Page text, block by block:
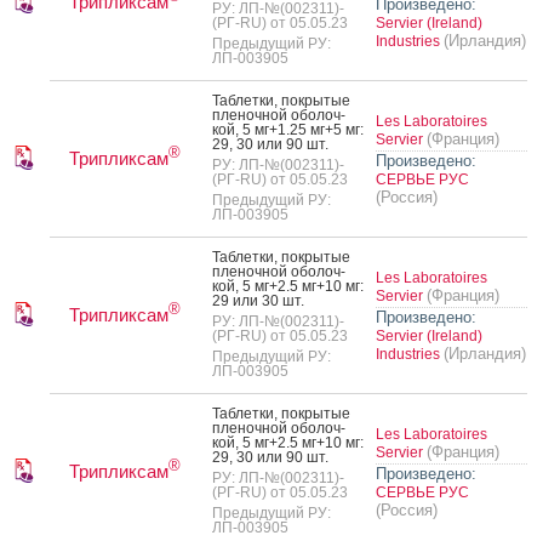
РУ: ЛП-№(002311)-
(РГ-RU) от 05.05.23
Предыдущий РУ:
ЛП-003905
Произведено:
Servier (Ireland)
Industries (Ирландия)
Трипликсам®
Таб­летки, пок­ры­тые
пле­ноч­ной обо­лоч­
кой, 5 мг+1.25 мг+5 мг:
29, 30 или 90 шт.
РУ: ЛП-№(002311)-
(РГ-RU) от 05.05.23
Предыдущий РУ:
ЛП-003905
Les Laboratoires
Servier (Франция)
Произведено:
СЕРВЬЕ РУС
(Россия)
Трипликсам®
Таб­летки, пок­ры­тые
пле­ноч­ной обо­лоч­
кой, 5 мг+2.5 мг+10 мг:
29 или 30 шт.
РУ: ЛП-№(002311)-
(РГ-RU) от 05.05.23
Предыдущий РУ:
ЛП-003905
Les Laboratoires
Servier (Франция)
Произведено:
Servier (Ireland)
Industries (Ирландия)
Трипликсам®
Таб­летки, пок­ры­тые
пле­ноч­ной обо­лоч­
кой, 5 мг+2.5 мг+10 мг:
29, 30 или 90 шт.
РУ: ЛП-№(002311)-
(РГ-RU) от 05.05.23
Предыдущий РУ:
ЛП-003905
Les Laboratoires
Servier (Франция)
Произведено:
СЕРВЬЕ РУС
(Россия)